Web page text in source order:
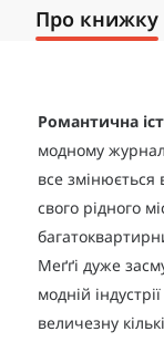
Про книжку
Романтична
модному
все
свого рідного
Меґґі дуже
модній
величезну